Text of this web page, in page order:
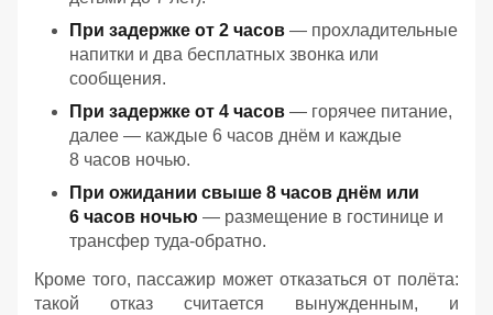
При задержке от 2 часов — прохладительные
напитки и два бесплатных звонка или
сообщения.
При задержке от 4 часов — горячее питание,
далее — каждые 6 часов днём и каждые
8 часов ночью.
При ожидании свыше 8 часов днём или
6 часов ночью — размещение в гостинице и
трансфер туда‑обратно.
Кроме того, пассажир может отказаться от полёта:
такой отказ считается вынужденным, и